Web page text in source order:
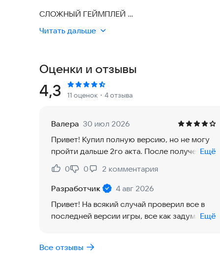
СЛОЖНЫЙ ГЕЙМПЛЕЙ
- Hoplite Fork заставляет вас думать, прежде
- Принимайте стратегические решения и
- Новые враги, оружие и способности
БОЛЬШЕ ПРИКЛЮЧЕНИЙ
- Продвигайтесь дальше, получайте
ПОДДЕРЖКА МОДОВ
Читать дальше
Оценки и отзывы
Рейтинг:
4,3 11 оценок ・4 отзыва
Валера 30 июл 2026
Привет! Купил полную версию, но не могу
пройти дальше 2го акта. После получения
короны у слизня меня либо спускает
каждый раз на 1 уровень дальше, либо
через несколько уровней по порталам. По
должно быть?
Ещё
Нравится:
0
Не нравится:
0 2 комментария
Разработчик
4 авг 2026
Привет! На всякий случай проверил все в
последней версии игры, все как задумано.
входе в любой портал любого уровня,
Ещё
Все отзывы